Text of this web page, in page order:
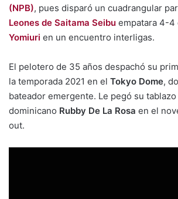
(NPB), pues disparó un cuadrangular
Leones de Saitama Seibu empatara 4-4
Yomiuri en un encuentro interligas.
El pelotero de 35 años despachó su
la temporada 2021 en el Tokyo Dome,
bateador emergente. Le pegó su
dominicano Rubby De La Rosa en el
out.